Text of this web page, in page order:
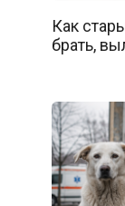
Как
брать,